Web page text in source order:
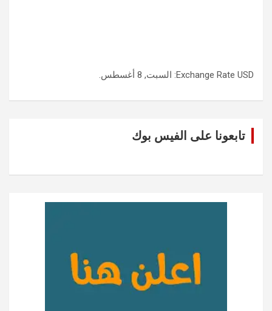
Exchange Rate USD : السبت, 8 أغسطس.
تابعونا على الفيس بوك